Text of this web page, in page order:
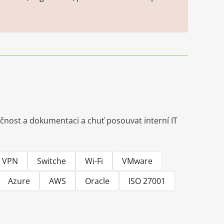
a dokumentaci a chuť posouvat interní IT
VPN Switche Wi-Fi
VMware
Azure
AWS Oracle ISO 27001